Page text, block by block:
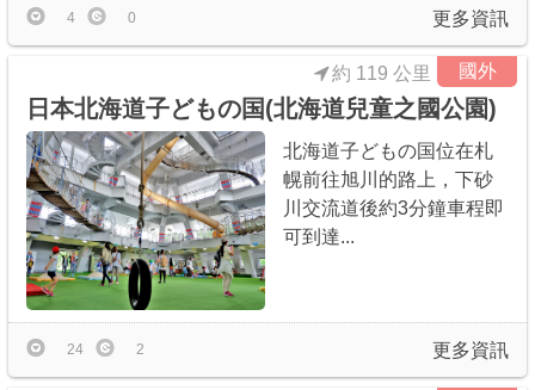
更多資訊
4 0
國外
約 119 公里
日本北海道子どもの国(北海道兒童之國公園)
北海道子どもの国位在札
幌前往旭川的路上，下砂
川交流道後約3分鐘車程即
可到達...
更多資訊
24 2